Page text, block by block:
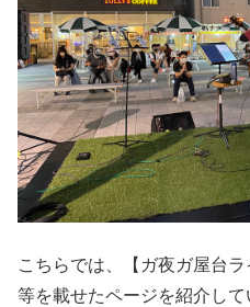
こちらでは、【ガ夜ガ屋台
等を載せたページを紹介して